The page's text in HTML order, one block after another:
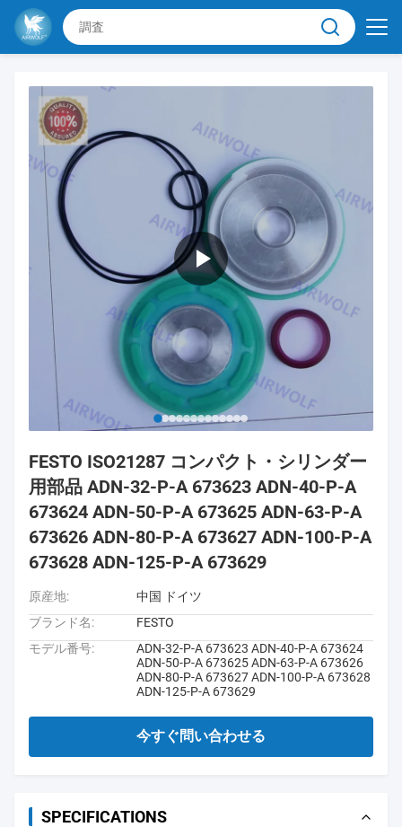
FESTO ISO21287 コンパクト・シリンダー
用部品 ADN-32-P-A 673623 ADN-40-P-A
673624 ADN-50-P-A 673625 ADN-63-P-A
673626 ADN-80-P-A 673627 ADN-100-P-A
673628 ADN-125-P-A 673629
原産地:
中国 ドイツ
ブランド名:
FESTO
モデル番号:
ADN-32-P-A 673623 ADN-40-P-A 673624
ADN-50-P-A 673625 ADN-63-P-A 673626
ADN-80-P-A 673627 ADN-100-P-A 673628
ADN-125-P-A 673629
今すぐ問い合わせる
SPECIFICATIONS